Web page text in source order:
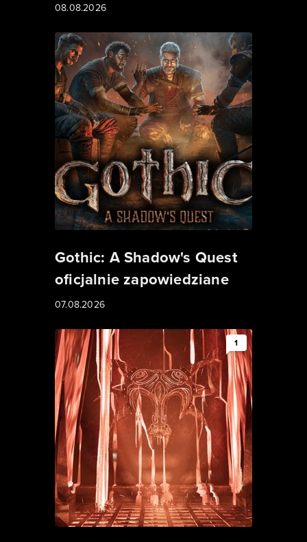
08.08.2026
Gothic: A Shadow's Quest
oficjalnie zapowiedziane
07.08.2026
1